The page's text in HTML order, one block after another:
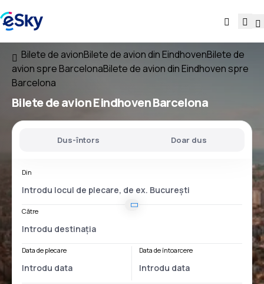
Bilete de avionBilete de avion din EindhovenBilete de
avion spre BarcelonaBilete de avion din Eindhoven spre
Barcelona
Bilete de avionEindhoven Barcelona
Dus-întors Doar dus
Din
Către
Data de plecare Data de întoarcere